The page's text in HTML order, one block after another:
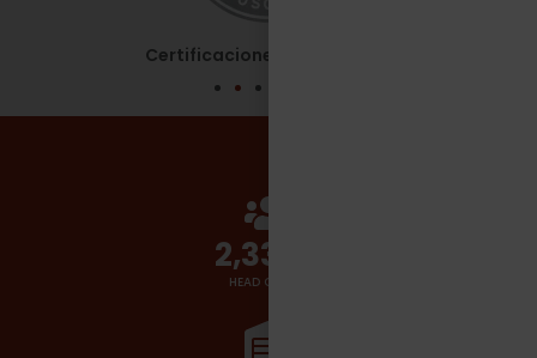
Certificaciones - Leed Silver
2,700
HEAD COUNT